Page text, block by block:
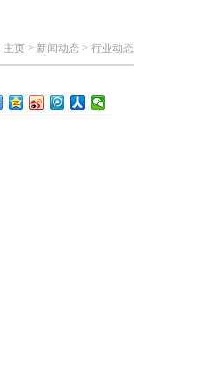
主页 > 新闻动态 > 行业动态